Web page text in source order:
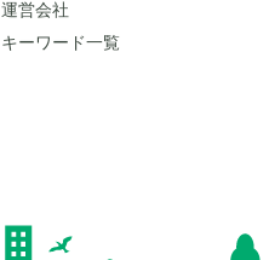
運営会社
キーワード一覧